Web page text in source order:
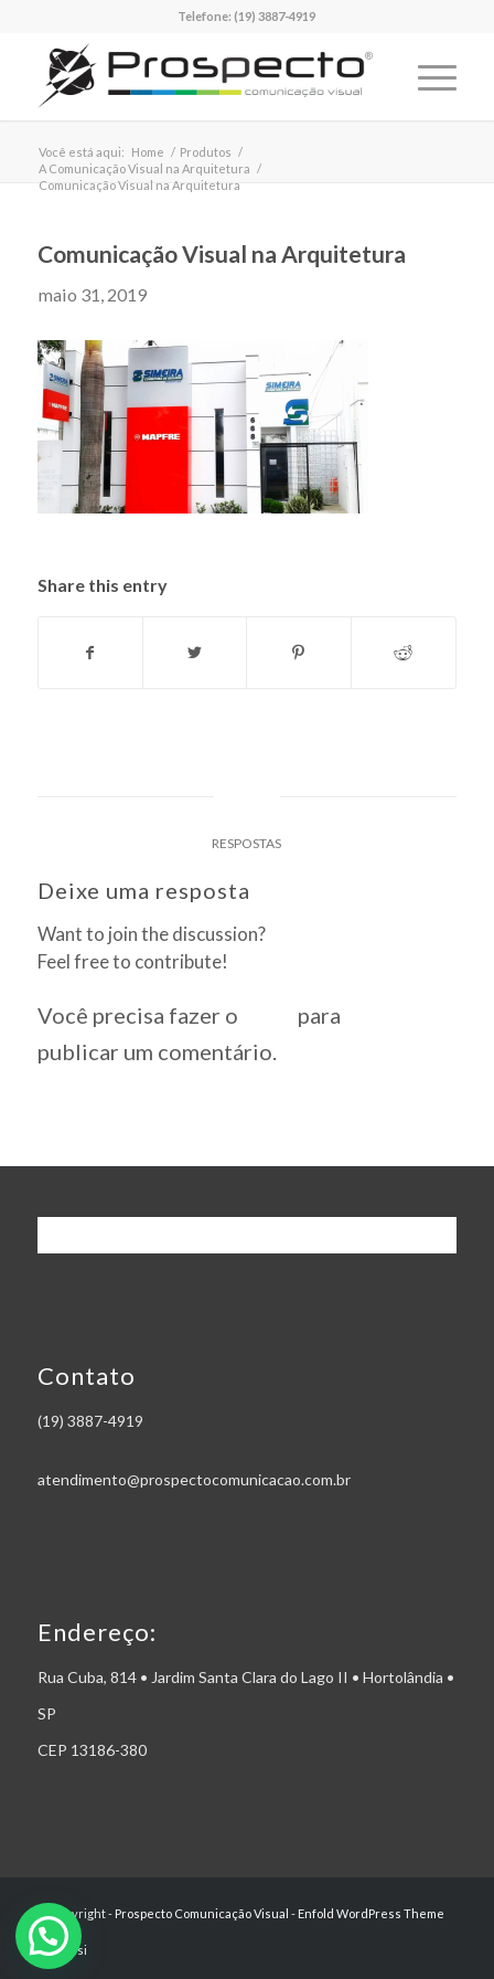
Telefone:(19) 3887-4919
Você está aqui: Home / Produtos /
A Comunicação Visual na Arquitetura /
Comunicação Visual na Arquitetura
Comunicação Visual na Arquitetura
maio 31, 2019
Share this entry
RESPOSTAS
Deixe uma resposta
Want to join the discussion?
Feel free to contribute!
Você precisa fazer o
para
publicar um comentário.
Contato
(19) 3887-4919
atendimento@prospectocomunicacao.com.br
Endereço:
Rua Cuba, 814 • Jardim Santa Clara do Lago II • Hortolândia •
SP
CEP 13186-380
© Copyright - Prospecto Comunicação Visual - Enfold WordPress Theme
by Kriesi